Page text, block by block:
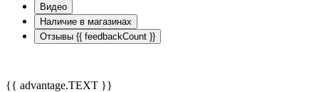
Видео
Наличие в магазинах
Отзывы {{ feedbackCount }}
{{ advantage.TEXT }}